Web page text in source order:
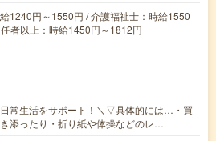
1240円～1550円 / 介護福祉士：時給1550
者以上：時給1450円～1812円
日常生活をサポート！＼▽具体的には…・買
添ったり・折り紙や体操などのレ…